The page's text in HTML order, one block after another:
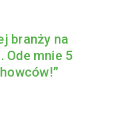
branży na
Ode mnie 5